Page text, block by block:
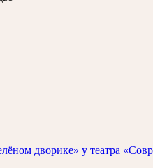
дворике» у театра